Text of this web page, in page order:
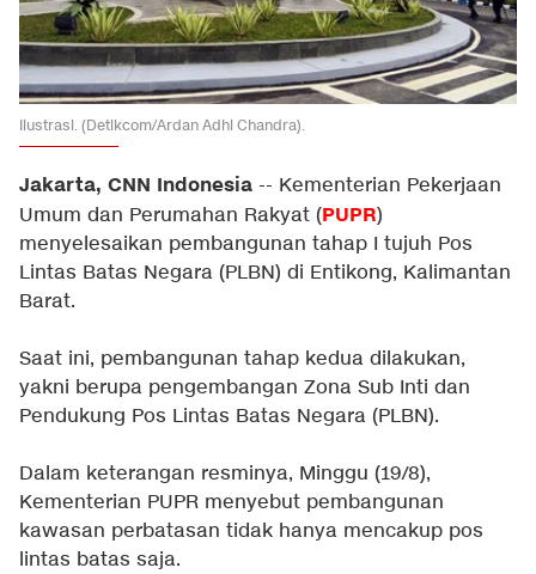
Ilustrasi. (Detikcom/Ardan Adhi Chandra).
Jakarta, CNN Indonesia -- Kementerian Pekerjaan
Umum dan Perumahan Rakyat (PUPR)
menyelesaikan pembangunan tahap I tujuh Pos
Lintas Batas Negara (PLBN) di Entikong, Kalimantan
Barat.
Saat ini, pembangunan tahap kedua dilakukan,
yakni berupa pengembangan Zona Sub Inti dan
Pendukung Pos Lintas Batas Negara (PLBN).
Dalam keterangan resminya, Minggu (19/8),
Kementerian PUPR menyebut pembangunan
kawasan perbatasan tidak hanya mencakup pos
lintas batas saja.